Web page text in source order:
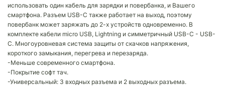
использовать один кабель для зарядки и повербанка, и Вашего
смартфона. Разъем USB-C также работает на выход, поэтому
повербанк может заряжать до 2-х устройств одновременно. В
комплекте кабели micro USB, Lightning и симметричный USB-C - USB-
C. Многоуровневая система защиты от скачков напряжения,
короткого замыкания, перегрева и перезаряда.
-Меньше современного смартфона.
-Покрытие софт тач.
-Универсальный: 3 входных разъема и 2 выходных разъема.